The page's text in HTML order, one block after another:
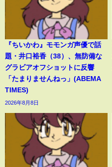
『ちいかわ』モモンガ声優で話
題・井口裕香（38）、無防備な
グラビアオフショットに反響
「たまりませんねっ」(ABEMA
TIMES)
2026年8月8日